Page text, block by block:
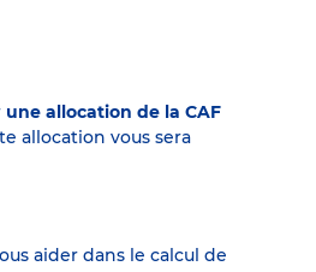
une allocation de la CAF
allocation vous sera
aider dans le calcul de